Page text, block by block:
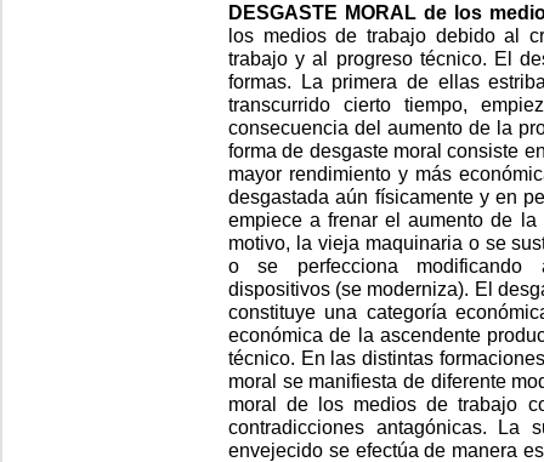
DESGASTE MORAL de los
los medios de trabajo debido al
trabajo y al progreso técnico. El
formas. La primera de ellas
transcurrido cierto tiempo,
consecuencia del aumento de la
forma de desgaste moral consiste
mayor rendimiento y más
desgastada aún físicamente y en
empiece a frenar el aumento de
motivo, la vieja maquinaria o se
o se perfecciona modificando
dispositivos (se moderniza). El
constituye una categoría
económica de la ascendente
técnico. En las distintas
moral se manifiesta de diferente
moral de los medios de trabajo
contradicciones antagónicas. La
envejecido se efectúa de manera